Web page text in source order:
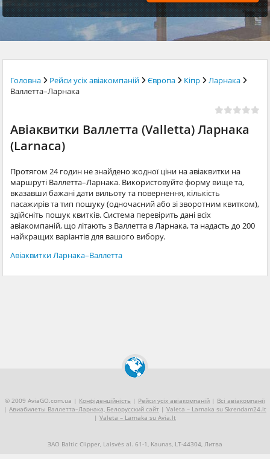
Головна Рейси усіх авіакомпаній Європа Кіпр
Ларнака
Валлетта–Ларнака
Авіаквитки Валлетта (Valletta) Ларнака
(Larnaca)
Протягом 24 годин не знайдено жодної ціни на авіаквитки на
маршруті Валлетта–Ларнака. Використовуйте форму вище та,
вказавши бажані дати вильоту та повернення, кількість
пасажирів та тип пошуку (одночасний або зі зворотним квитком),
здійсніть пошук квитків. Система перевірить дані всіх
авіакомпаній, що літають з Валлетта в Ларнака, та надасть до 200
найкращих варіантів для вашого вибору.
Авіаквитки Ларнака–Валлетта
© 2009 AviaGO.com.ua | Конфіденційність | Рейси усіх авіакомпаній | Всі авіакомпанії
| Авиабилеты Валлетта–Ларнака, Белорусский сайт | Valeta – Larnaka su Skrendam24.lt
| Valeta – Larnaka su Avia.lt
ЗАО Baltic Clipper, Laisvės al. 61-1, Kaunas, LT-44304, Литва